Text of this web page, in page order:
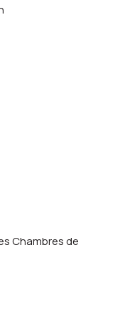
Chambres de